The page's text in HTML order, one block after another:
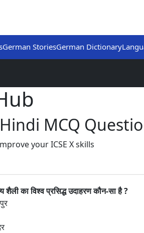
German StoriesGerman Dictionary
MCQ
your ICSE X skills
शैली का विश्व प्रसिद्ध उदाहरण कौन-सा है ?